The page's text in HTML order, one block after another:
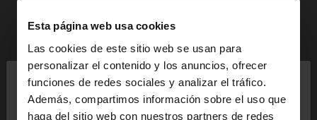
Esta página web usa cookies
Las cookies de este sitio web se usan para
personalizar el contenido y los anuncios, ofrecer
funciones de redes sociales y analizar el tráfico.
Además, compartimos información sobre el uso que
haga del sitio web con nuestros partners de redes
hola
Estás accediendo a la web de España. ¿Quieres ir a